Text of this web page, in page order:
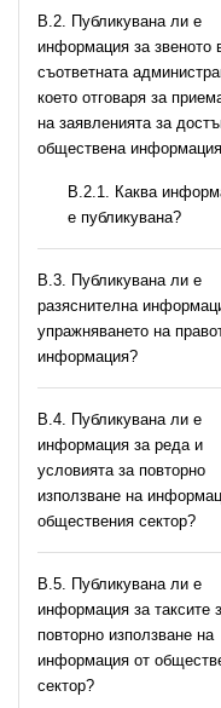
В.2. Публикувана ли е
информация за звеното
съответната
което отговаря за
на заявленията за
обществена
B.2.1. Каква
е публикувана?
В.3. Публикувана ли е
разяснителна
упражняването на
информация?
В.4. Публикувана ли е
информация за реда и
условията за повторно
използване на
обществения сектор?
В.5. Публикувана ли е
информация за таксите
повторно използване на
информация от
сектор?